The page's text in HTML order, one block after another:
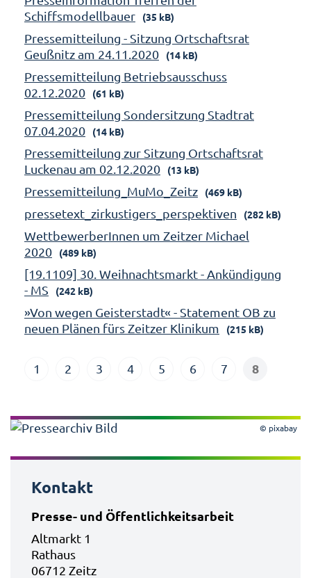
Schiffsmodellbauer
(35 kB)
Pressemitteilung - Sitzung Ortschaftsrat
Geußnitz am 24.11.2020
(14 kB)
Pressemitteilung Betriebsausschuss
02.12.2020
(61 kB)
Pressemitteilung Sondersitzung Stadtrat
07.04.2020
(14 kB)
Pressemitteilung zur Sitzung Ortschaftsrat
Luckenau am 02.12.2020
(13 kB)
Pressemitteilung_MuMo_Zeitz (469 kB)
pressetext_zirkustigers_perspektiven (282 kB)
WettbewerberInnen um Zeitzer Michael
2020
(489 kB)
[19.1109] 30. Weihnachtsmarkt - Ankündigung
- MS
(242 kB)
»Von wegen Geisterstadt« - Statement OB zu
neuen Plänen fürs Zeitzer Klinikum
(215 kB)
1 2 3 4 5 6 7 8
© pixabay
Kontakt
Presse- und Öffentlichkeitsarbeit
Altmarkt 1
Rathaus
06712 Zeitz